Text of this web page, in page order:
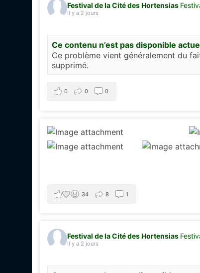
Festival de la Cité des Hortensias
Il y a 2 jours
Ce contenu n’est pas disponible
Ce problème vient généralement du
supprimé.
0 0 0
34 8 1
Festival de la Cité des Hortensias
Il y a 2 jours